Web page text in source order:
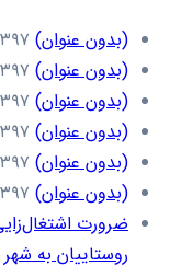
(بدون عنوان) ۱۳۹۷-
(بدون عنوان) ۱۳۹۷-
(بدون عنوان) ۱۳۹۷-
(بدون عنوان) ۱۳۹۷-
(بدون عنوان) ۱۳۹۷-
(بدون عنوان) ۱۳۹۷-
ضرورت
روستاییان به شهر